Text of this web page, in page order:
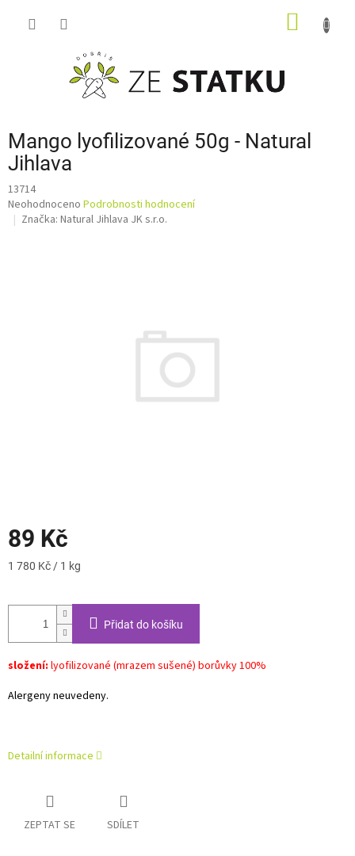
Mango lyofilizované 50g - Natural
Jihlava
13714
Průměrné
hodnocení
Neohodnoceno Podrobnosti hodnocení
Značka: Natural Jihlava JK s.r.o.
89 Kč
Měrná
1 780 Kč / 1 kg
Přidat do košíku
složení: lyofilizované (mrazem sušené) borůvky 100%
Alergeny neuvedeny.
Detailní informace
ZEPTAT SE SDÍLET